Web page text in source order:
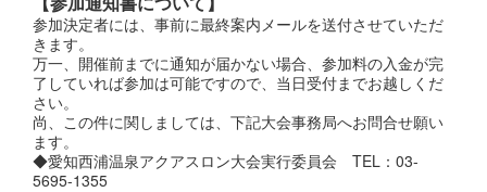
参加決定者には、事前に最終案内メールを送付させていただ
きます。
万一、開催前までに通知が届かない場合、参加料の入金が完
了していれば参加は可能ですので、当日受付までお越しくだ
さい。
尚、この件に関しましては、下記大会事務局へお問合せ願い
ます。
◆愛知西浦温泉アクアスロン大会実行委員会 TEL：03-
5695-1355